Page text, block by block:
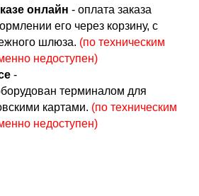
онлайн - оплата заказа
его через корзину, с
шлюза. (по техническим
недоступен)
-
терминалом для
картами. (по техническим
недоступен)